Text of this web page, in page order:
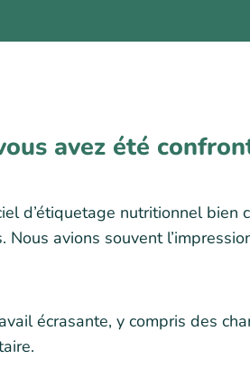
avez été
d’étiquetage nutritionnel bien
avions souvent
écrasante, y compris des